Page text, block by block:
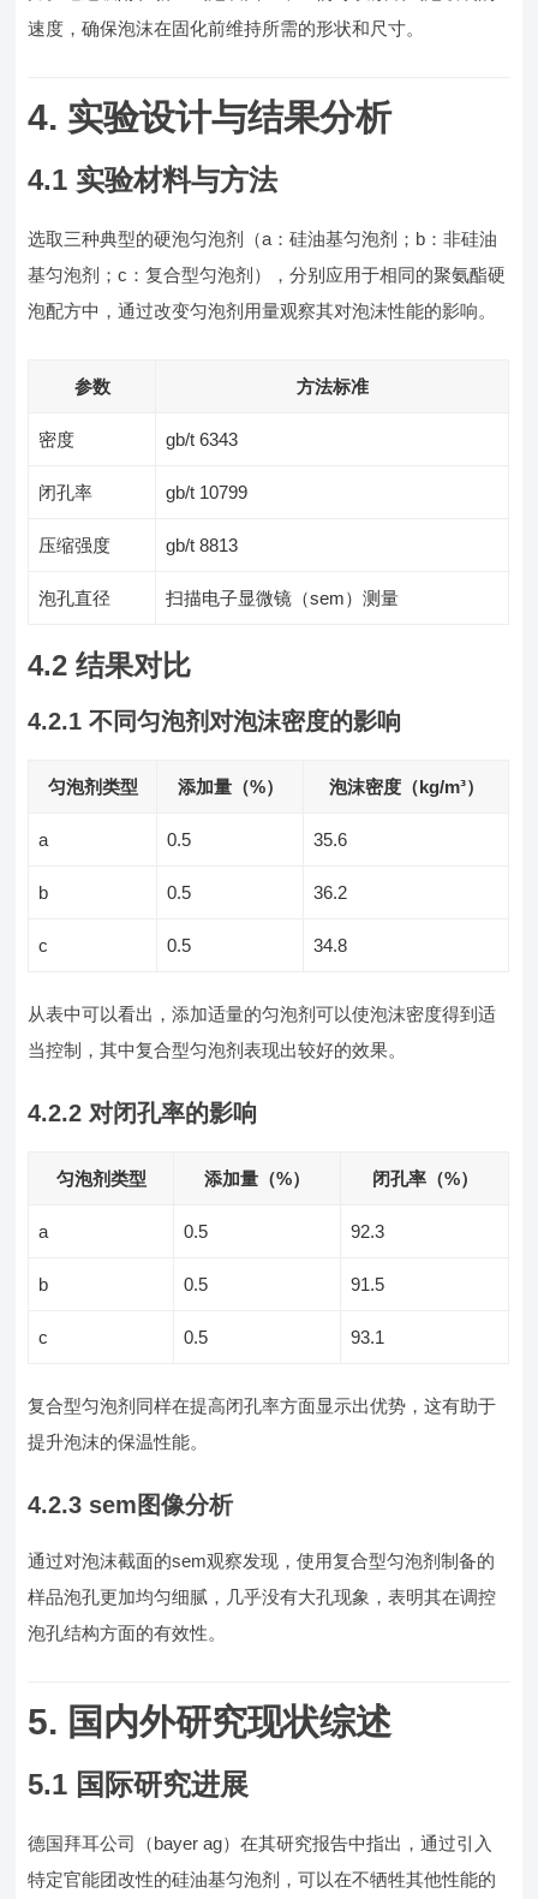
速度，确保泡沫在固化前维持所需的形状和尺寸。
4. 实验设计与结果分析
4.1 实验材料与方法
选取三种典型的硬泡匀泡剂（a：硅油基匀泡剂；b：非硅油
基匀泡剂；c：复合型匀泡剂），分别应用于相同的聚氨酯硬
泡配方中，通过改变匀泡剂用量观察其对泡沫性能的影响。
参数 方法标准
密度 gb/t 6343
闭孔率 gb/t 10799
压缩强度 gb/t 8813
泡孔直径 扫描电子显微镜（sem）测量
4.2 结果对比
4.2.1 不同匀泡剂对泡沫密度的影响
匀泡剂类型 添加量（%） 泡沫密度（kg/m³）
a 0.5 35.6
b 0.5 36.2
c 0.5 34.8
从表中可以看出，添加适量的匀泡剂可以使泡沫密度得到适
当控制，其中复合型匀泡剂表现出较好的效果。
4.2.2 对闭孔率的影响
匀泡剂类型 添加量（%） 闭孔率（%）
a 0.5 92.3
b 0.5 91.5
c 0.5 93.1
复合型匀泡剂同样在提高闭孔率方面显示出优势，这有助于
提升泡沫的保温性能。
4.2.3 sem图像分析
通过对泡沫截面的sem观察发现，使用复合型匀泡剂制备的
样品泡孔更加均匀细腻，几乎没有大孔现象，表明其在调控
泡孔结构方面的有效性。
5. 国内外研究现状综述
5.1 国际研究进展
德国拜耳公司（bayer ag）在其研究报告中指出，通过引入
特定官能团改性的硅油基匀泡剂，可以在不牺牲其他性能的